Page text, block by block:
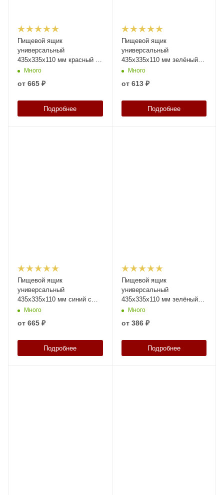
Пищевой ящик
универсальный
435х335х110 мм красный с
перфорированными
стенками сплошным дном и
крышкой
Много
от 665 ₽
Подробнее
Пищевой ящик
универсальный
435х335х110 мм зелёный
со сплошными стенками,
дном и крышкой
Много
от 613 ₽
Подробнее
Пищевой ящик
универсальный
435х335х110 мм синий с
перфорированными
стенками и дном с крышкой
Много
от 665 ₽
Подробнее
Пищевой ящик
универсальный
435х335х110 мм зелёный
ЭКО со сплошными
стенками и дном
Много
от 386 ₽
Подробнее